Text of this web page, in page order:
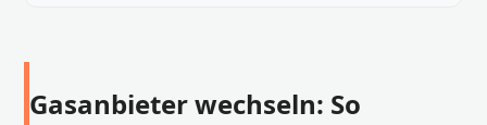
Gasanbieter wechseln: So